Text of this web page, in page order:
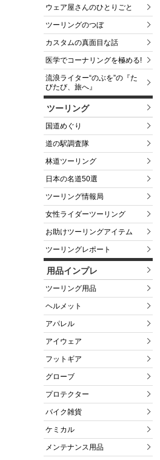
ウェア屋さんのひとりごと
ツーリングのつぼ
カスタムの真面目な話
医学でコーナリングを極める!
流浪ライター“のぶを”の『た
びたび、旅へ』
ツーリング
国道めぐり
道の駅調査隊
林道ツーリング
日本の名道50選
ツーリング情報局
女性ライダーツーリング
お助けツーリングアイテム
ツーリングレポート
用品インプレ
ツーリング用品
ヘルメット
アパレル
アイウェア
フットギア
グローブ
プロテクター
バイク雑貨
ケミカル
メンテナンス用品